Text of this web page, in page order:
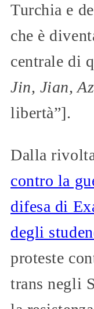
Turchia e
che è
centrale di
Jin, Jian,
libertà”].
Dalla
contro la
difesa di
degli
proteste
trans negli